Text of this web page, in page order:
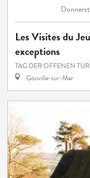
Les Visites du
exceptions
TAG DER OFFENEN TÜR
Gouville-sur-Mer